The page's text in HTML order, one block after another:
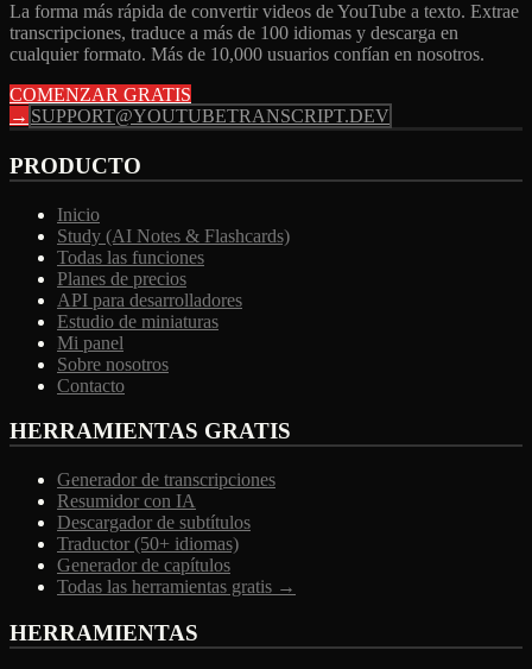
La forma más rápida de convertir videos de YouTube a texto. Extrae
transcripciones, traduce a más de 100 idiomas y descarga en
cualquier formato. Más de 10,000 usuarios confían en nosotros.
COMENZAR GRATIS
→ SUPPORT@YOUTUBETRANSCRIPT.DEV
PRODUCTO
Inicio
Study (AI Notes & Flashcards)
Todas las funciones
Planes de precios
API para desarrolladores
Estudio de miniaturas
Mi panel
Sobre nosotros
Contacto
HERRAMIENTAS GRATIS
Generador de transcripciones
Resumidor con IA
Descargador de subtítulos
Traductor (50+ idiomas)
Generador de capítulos
Todas las herramientas gratis →
HERRAMIENTAS